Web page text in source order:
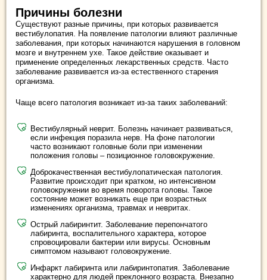
Причины болезни
Существуют разные причины, при которых развивается
вестибулопатия. На появление патологии влияют различные
заболевания, при которых начинаются нарушения в головном
мозге и внутреннем ухе. Такое действие оказывает и
применение определенных лекарственных средств. Часто
заболевание развивается из-за естественного старения
организма.
Чаще всего патология возникает из-за таких заболеваний:
Вестибулярный неврит. Болезнь начинает развиваться,
если инфекция поразила нерв. На фоне патологии
часто возникают головные боли при изменении
положения головы – позиционное головокружение.
Доброкачественная вестибулопатическая патология.
Развитие происходит при кратком, но интенсивном
головокружении во время поворота головы. Такое
состояние может возникать еще при возрастных
изменениях организма, травмах и невритах.
Острый лабиринтит. Заболевание перепончатого
лабиринта, воспалительного характера, которое
спровоцировали бактерии или вирусы. Основным
симптомом называют головокружение.
Инфаркт лабиринта или лабиринтопатия. Заболевание
характерно для людей преклонного возраста. Внезапно